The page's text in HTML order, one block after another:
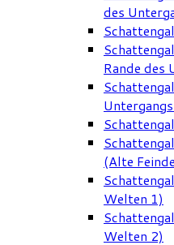
des
Rande des
(Alte
Welten 1)
Welten 2)